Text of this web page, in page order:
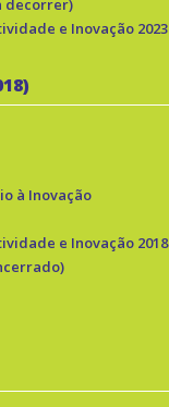
decorrer)
e Inovação 2023
à Inovação
e Inovação 2018